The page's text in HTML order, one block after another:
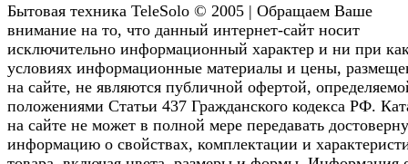
Бытовая техника TeleSolo © 2005 | Обращаем Ваше
внимание на то, что данный интернет-сайт носит
исключительно информационный характер и ни при
условиях информационные материалы и цены,
на сайте, не являются публичной офертой,
положениями Статьи 437 Гражданского кодекса РФ.
на сайте не может в полной мере передавать
информацию о свойствах, комплектации и